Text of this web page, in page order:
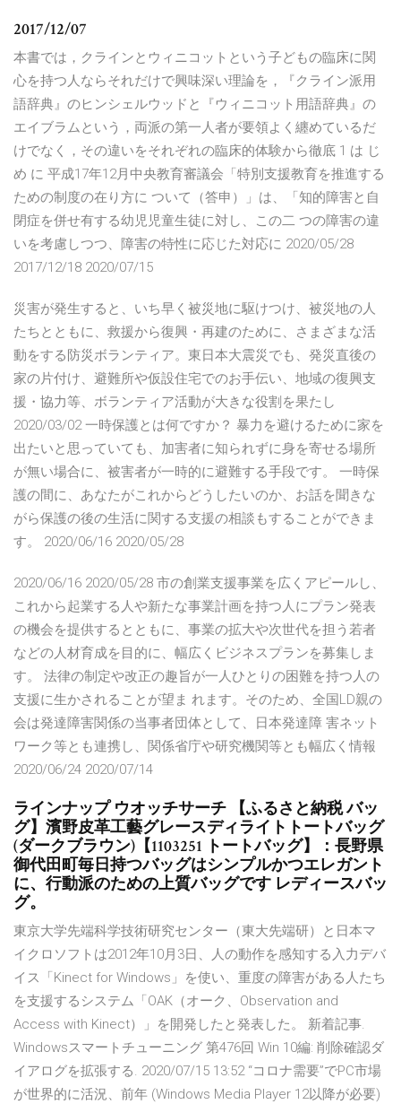
2017/12/07
本書では，クラインとウィニコットという子どもの臨床に関
心を持つ人ならそれだけで興味深い理論を，『クライン派用
語辞典』のヒンシェルウッドと『ウィニコット用語辞典』の
エイブラムという，両派の第一人者が要領よく纏めているだ
けでなく，その違いをそれぞれの臨床的体験から徹底 1 は じ
め に 平成17年12月中央教育審議会「特別支援教育を推進する
ための制度の在り方に ついて（答申）」は、「知的障害と自
閉症を併せ有する幼児児童生徒に対し、この二 つの障害の違
いを考慮しつつ、障害の特性に応じた対応に 2020/05/28
2017/12/18 2020/07/15
災害が発生すると、いち早く被災地に駆けつけ、被災地の人
たちとともに、救援から復興・再建のために、さまざまな活
動をする防災ボランティア。東日本大震災でも、発災直後の
家の片付け、避難所や仮設住宅でのお手伝い、地域の復興支
援・協力等、ボランティア活動が大きな役割を果たし
2020/03/02 一時保護とは何ですか？ 暴力を避けるために家を
出たいと思っていても、加害者に知られずに身を寄せる場所
が無い場合に、被害者が一時的に避難する手段です。 一時保
護の間に、あなたがこれからどうしたいのか、お話を聞きな
がら保護の後の生活に関する支援の相談もすることができま
す。 2020/06/16 2020/05/28
2020/06/16 2020/05/28 市の創業支援事業を広くアピールし、
これから起業する人や新たな事業計画を持つ人にプラン発表
の機会を提供するとともに、事業の拡大や次世代を担う若者
などの人材育成を目的に、幅広くビジネスプランを募集しま
す。 法律の制定や改正の趣旨が一人ひとりの困難を持つ人の
支援に生かされることが望ま れます。そのため、全国LD親の
会は発達障害関係の当事者団体として、日本発達障 害ネット
ワーク等とも連携し、関係省庁や研究機関等とも幅広く情報
2020/06/24 2020/07/14
ラインナップ ウオッチサーチ 【ふるさと納税 バッ
グ】濱野皮革工藝グレースディライトトートバッグ
(ダークブラウン)【1103251 トートバッグ】：長野県
御代田町毎日持つバッグはシンプルかつエレガント
に、行動派のための上質バッグです レディースバッ
グ。
東京大学先端科学技術研究センター（東大先端研）と日本マ
イクロソフトは2012年10月3日、人の動作を感知する入力デバ
イス「Kinect for Windows」を使い、重度の障害がある人たち
を支援するシステム「OAK（オーク、Observation and
Access with Kinect）」を開発したと発表した。 新着記事.
Windowsスマートチューニング 第476回 Win 10編: 削除確認ダ
イアログを拡張する. 2020/07/15 13:52 “コロナ需要”でPC市場
が世界的に活況、前年 (Windows Media Player 12以降が必要)